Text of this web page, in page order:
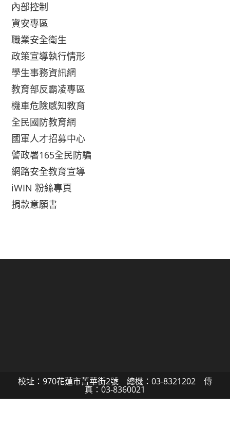
內部控制
資安專區
職業安全衛生
政策宣導執行情形
學生事務資訊網
教育部反霸凌專區
機車危險感知教育
全民國防教育網
國軍人才招募中心
警政署165全民防騙
網路安全教育宣導
iWIN 粉絲專頁
捐款意願書
校址：970花蓮市菁華街2號 總機：03-8321202 傳
真：03-8360021